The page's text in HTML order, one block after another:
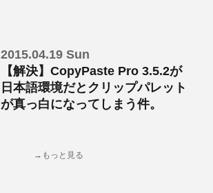
2015.04.19 Sun
【解決】CopyPaste Pro 3.5.2が
日本語環境だとクリップパレット
が真っ白になってしまう件。
→もっと見る